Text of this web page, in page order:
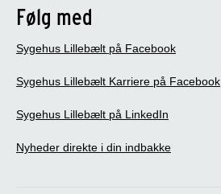
Følg med
Sygehus Lillebælt på Facebook
Sygehus Lillebælt Karriere på Facebook
Sygehus Lillebælt på LinkedIn
Nyheder direkte i din indbakke